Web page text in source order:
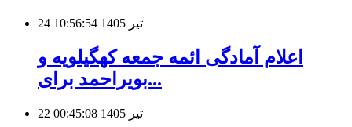
24 تیر 1405 10:56:54
اعلام آمادگی ائمه جمعه کهگیلویه و
بویراحمد برای...
22 تیر 1405 00:45:08